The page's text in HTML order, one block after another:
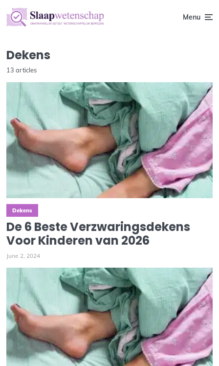
Menu
Dekens
13 articles
Dekens
De 6 Beste Verzwaringsdekens
Voor Kinderen van 2026
June 2, 2024